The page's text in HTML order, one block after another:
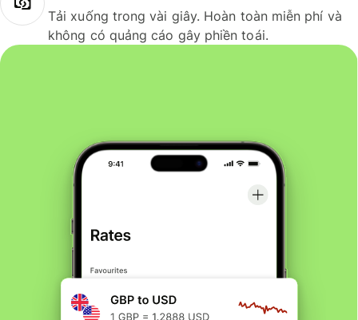
Tải xuống trong vài giây. Hoàn toàn miễn phí và
không có quảng cáo gây phiền toái.